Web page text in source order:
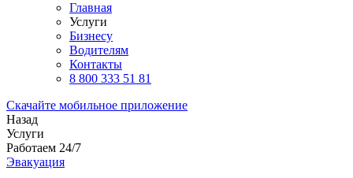
Главная
Услуги
Бизнесу
Водителям
Контакты
8 800 333 51 81
Скачайте мобильное приложение
Назад
Услуги
Работаем 24/7
Эвакуация